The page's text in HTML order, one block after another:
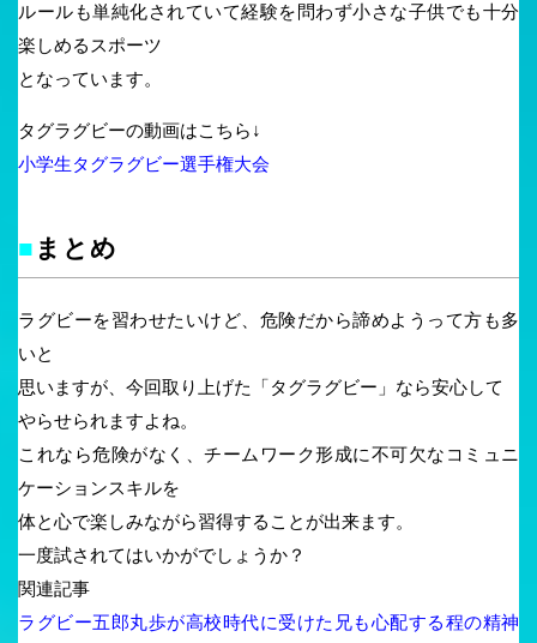
ルールも単純化されていて経験を問わず小さな子供でも十分
楽しめるスポーツ
となっています。
タグラグビーの動画はこちら↓
小学生タグラグビー選手権大会
■ まとめ
ラグビーを習わせたいけど、危険だから諦めようって方も多
いと
思いますが、今回取り上げた「タグラグビー」なら安心して
やらせられますよね。
これなら危険がなく、チームワーク形成に不可欠なコミュニ
ケーションスキルを
体と心で楽しみながら習得することが出来ます。
一度試されてはいかがでしょうか？
関連記事
ラグビー五郎丸歩が高校時代に受けた兄も心配する程の精神